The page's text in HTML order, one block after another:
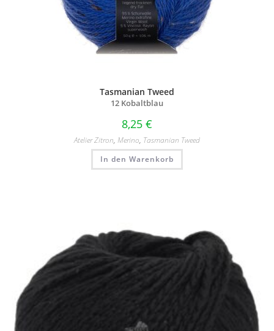
Tasmanian Tweed
12 Kobaltblau
8,25 €
Atelier Zitron, Merino, Tasmanian Tweed
In den Warenkorb